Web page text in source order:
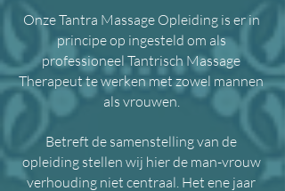
Onze Tantra Massage Opleiding is er in
principe op ingesteld om als
professioneel Tantrisch Massage
Therapeut te werken met zowel mannen
als vrouwen.
Betreft de samenstelling van de
opleiding stellen wij hier de man-vrouw
verhouding niet centraal. Het ene jaar